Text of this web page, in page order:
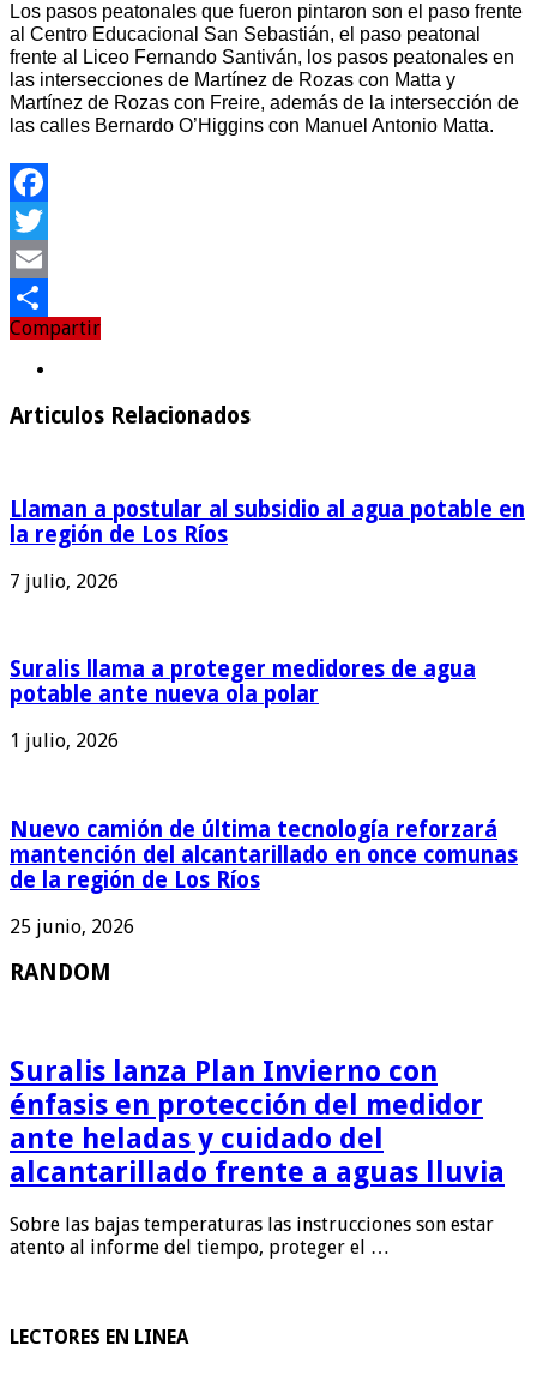
Los pasos peatonales que fueron pintaron son el paso frente
al Centro Educacional San Sebastián, el paso peatonal
frente al Liceo Fernando Santiván, los pasos peatonales en
las intersecciones de Martínez de Rozas con Matta y
Martínez de Rozas con Freire, además de la intersección de
las calles Bernardo O’Higgins con Manuel Antonio Matta.
Facebook
Twitter
Email
Compartir
Compartir
Articulos Relacionados
Llaman a postular al subsidio al agua potable en
la región de Los Ríos
7 julio, 2026
Suralis llama a proteger medidores de agua
potable ante nueva ola polar
1 julio, 2026
Nuevo camión de última tecnología reforzará
mantención del alcantarillado en once comunas
de la región de Los Ríos
25 junio, 2026
RANDOM
Suralis lanza Plan Invierno con
énfasis en protección del medidor
ante heladas y cuidado del
alcantarillado frente a aguas lluvia
Sobre las bajas temperaturas las instrucciones son estar
atento al informe del tiempo, proteger el …
LECTORES EN LINEA